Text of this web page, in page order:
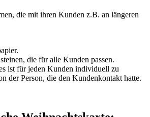
die mit ihren Kunden z.B. an längeren
die für alle Kunden passen.
ist für jeden Kunden individuell zu
der Person, die den Kundenkontakt hatte.